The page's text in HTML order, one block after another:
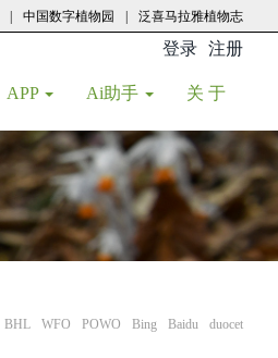
中国数字植物园 泛喜马拉雅植物志
登录 注册
APP Ai助手 关 于
BHL WFO POWO Bing Baidu duocet